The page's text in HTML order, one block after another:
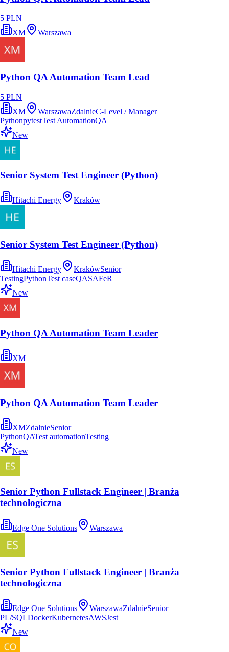
5 PLN
XM
Warszawa
Python QA Automation Team Lead
5 PLN
XM
WarszawaZdalnieC-Level / Manager
PythonpytestTest AutomationQA
New
Senior System Test Engineer (Python)
Hitachi Energy Kraków
Senior System Test Engineer (Python)
Hitachi Energy KrakówSenior
TestingPythonTest caseQASAFeR
New
Python QA Automation Team Leader
XM
Python QA Automation Team Leader
XMZdalnieSenior
PythonQATest automationTesting
New
Senior Python Fullstack Engineer | Branża
technologiczna
Edge One Solutions Warszawa
Senior Python Fullstack Engineer | Branża
technologiczna
Edge One Solutions WarszawaZdalnieSenior
PL/SQLDockerKubernetesAWSJest
New